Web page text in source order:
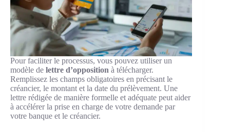
Pour faciliter le processus, vous pouvez utiliser un
modèle de lettre d’opposition à télécharger.
Remplissez les champs obligatoires en précisant le
créancier, le montant et la date du prélèvement. Une
lettre rédigée de manière formelle et adéquate peut aider
à accélérer la prise en charge de votre demande par
votre banque et le créancier.